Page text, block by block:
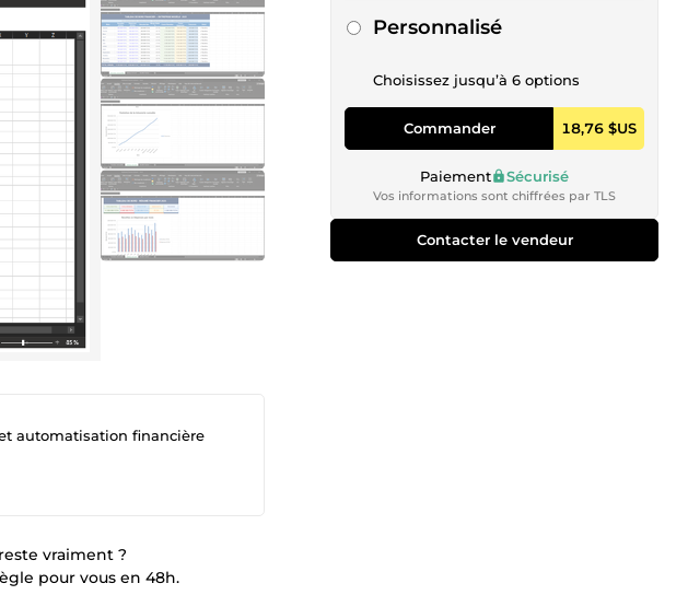
automatisation financière
vraiment ?
pour vous en 48h.
Personnalisé
Choisissez jusqu’à 6 options
Commander 18,76 $US
Paiement Sécurisé
Vos informations sont chiffrées par TLS
Contacter le vendeur